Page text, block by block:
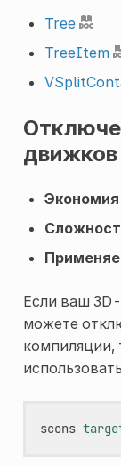
Tree
TreeItem
движков
Если ваш
можете
компиляции,
scons